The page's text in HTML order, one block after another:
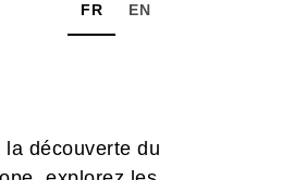
FR EN
découverte du